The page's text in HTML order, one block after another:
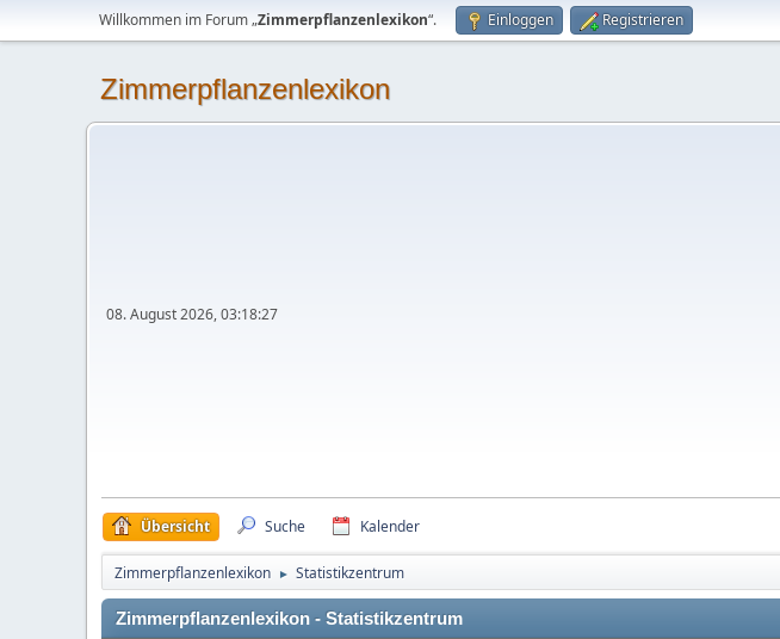
Willkommen im Forum „Zimmerpflanzenlexikon“. Einloggen Registrieren
Zimmerpflanzenlexikon
08. August 2026, 03:18:27
Übersicht Suche Kalender
Zimmerpflanzenlexikon ► Statistikzentrum
Zimmerpflanzenlexikon - Statistikzentrum